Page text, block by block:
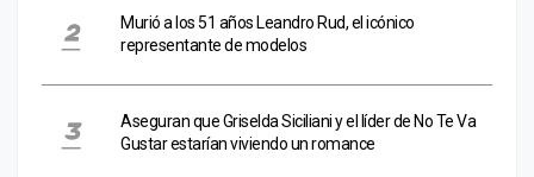
Murió a los 51 años Leandro Rud, el icónico
representante de modelos
Aseguran que Griselda Siciliani y el líder de No Te Va
Gustar estarían viviendo un romance